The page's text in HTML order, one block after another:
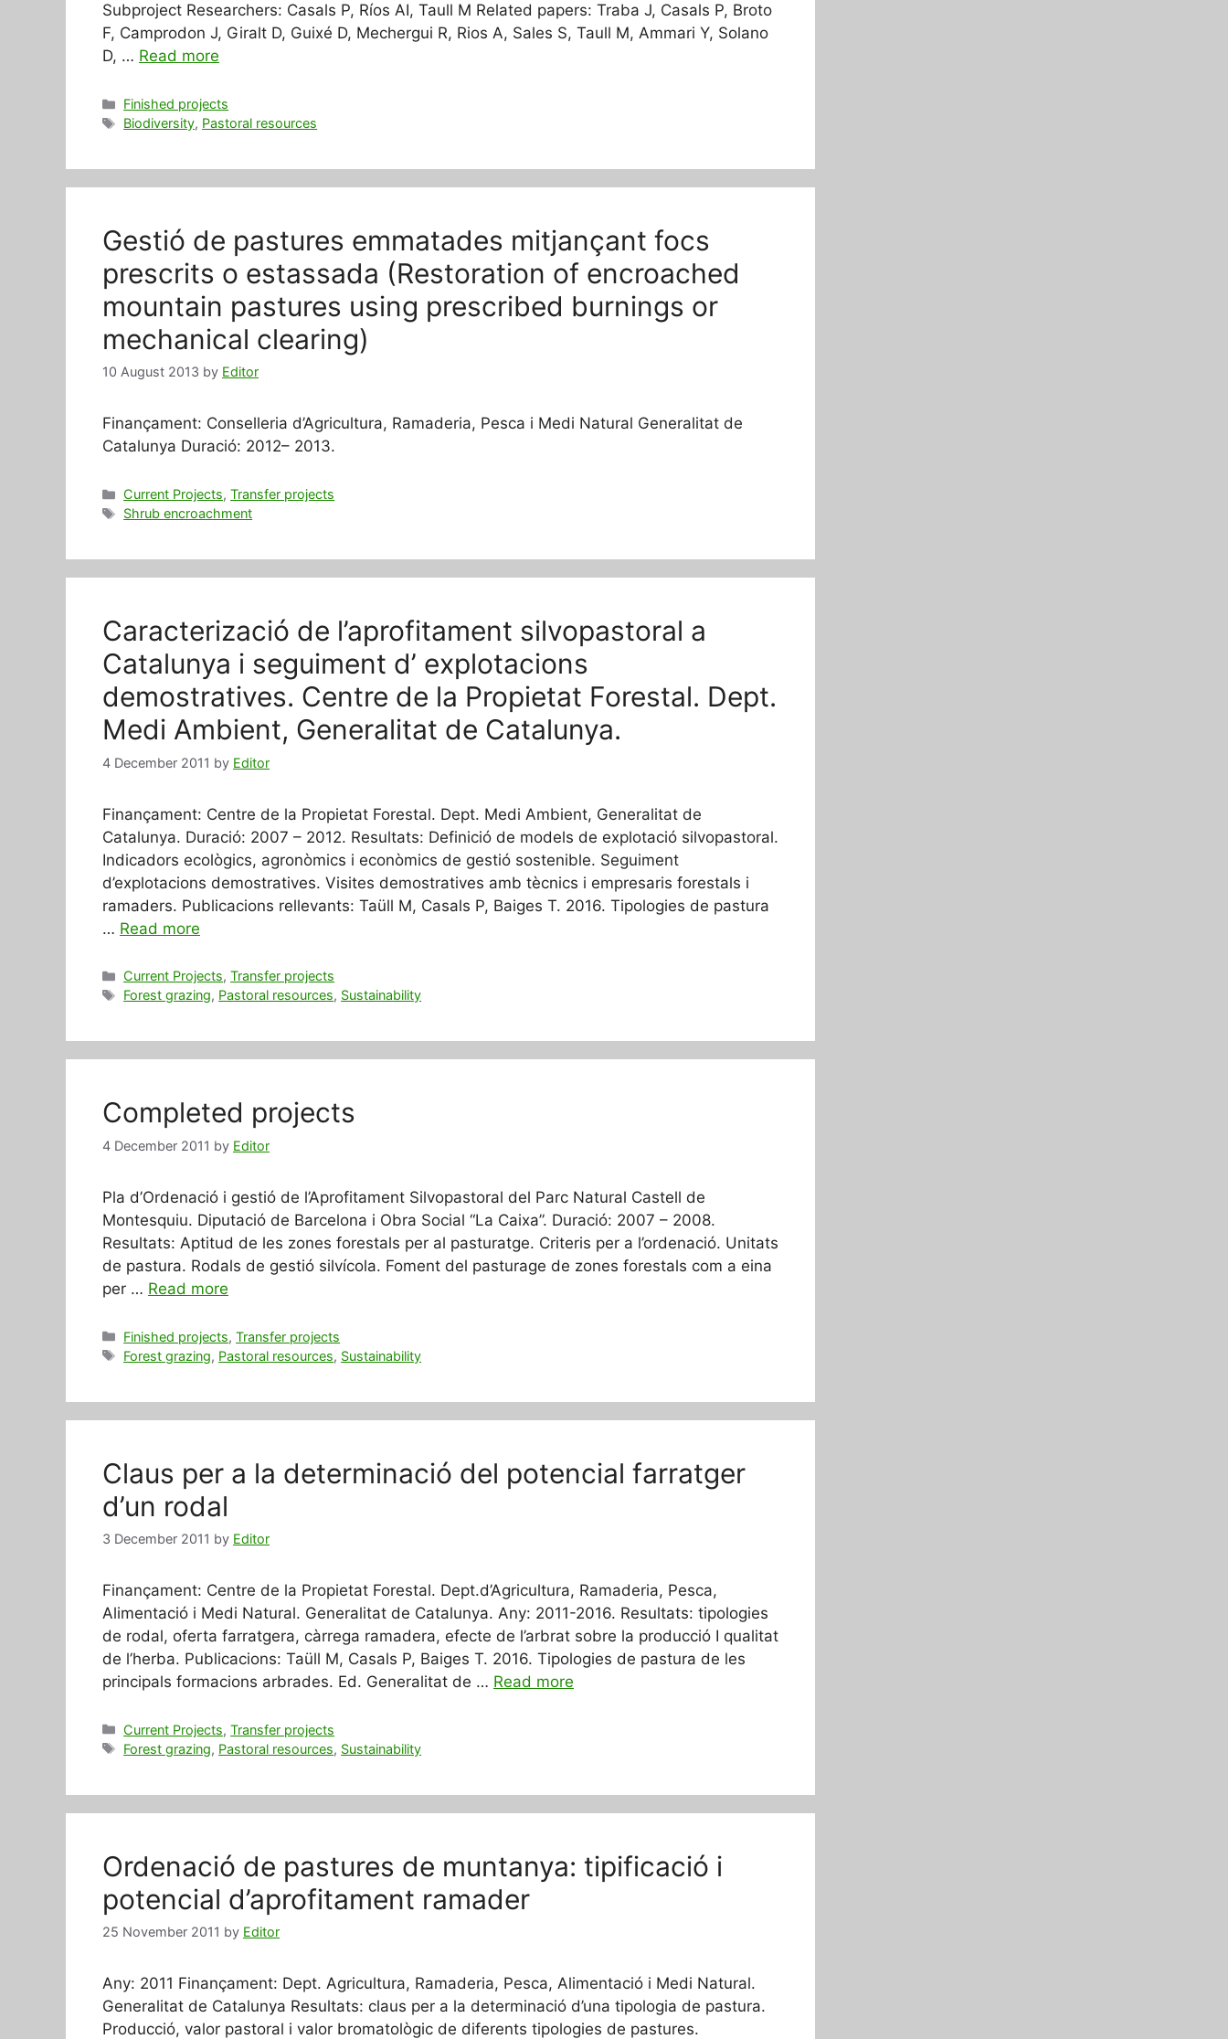
Subproject Researchers: Casals P, Ríos AI, Taull M Related papers: Traba J, Casals P, Broto
F, Camprodon J, Giralt D, Guixé D, Mechergui R, Rios A, Sales S, Taull M, Ammari Y, Solano
D, … Read more
Categories
Finished projects
Tags
Biodiversity, Pastoral resources
Gestió de pastures emmatades mitjançant focs
prescrits o estassada (Restoration of encroached
mountain pastures using prescribed burnings or
mechanical clearing)
10 August 2013 by Editor
Finançament: Conselleria d’Agricultura, Ramaderia, Pesca i Medi Natural Generalitat de
Catalunya Duració: 2012– 2013.
Categories
Current Projects,Transfer projects
Tags
Shrub encroachment
Caracterizació de l’aprofitament silvopastoral a
Catalunya i seguiment d’ explotacions
demostratives. Centre de la Propietat Forestal. Dept.
Medi Ambient, Generalitat de Catalunya.
4 December 2011 by Editor
Finançament: Centre de la Propietat Forestal. Dept. Medi Ambient, Generalitat de
Catalunya. Duració: 2007 – 2012. Resultats: Definició de models de explotació silvopastoral.
Indicadors ecològics, agronòmics i econòmics de gestió sostenible. Seguiment
d’explotacions demostratives. Visites demostratives amb tècnics i empresaris forestals i
ramaders. Publicacions rellevants: Taüll M, Casals P, Baiges T. 2016. Tipologies de pastura
… Read more
Categories
Current Projects,Transfer projects
Tags
Forest grazing, Pastoral resources, Sustainability
Completed projects
4 December 2011 by Editor
Pla d’Ordenació i gestió de l’Aprofitament Silvopastoral del Parc Natural Castell de
Montesquiu. Diputació de Barcelona i Obra Social “La Caixa”. Duració: 2007 – 2008.
Resultats: Aptitud de les zones forestals per al pasturatge. Criteris per a l’ordenació. Unitats
de pastura. Rodals de gestió silvícola. Foment del pasturage de zones forestals com a eina
per … Read more
Categories
Finished projects,Transfer projects
Tags
Forest grazing, Pastoral resources, Sustainability
Claus per a la determinació del potencial farratger
d’un rodal
3 December 2011 by Editor
Finançament: Centre de la Propietat Forestal. Dept.d’Agricultura, Ramaderia, Pesca,
Alimentació i Medi Natural. Generalitat de Catalunya. Any: 2011-2016. Resultats: tipologies
de rodal, oferta farratgera, càrrega ramadera, efecte de l’arbrat sobre la producció I qualitat
de l’herba. Publicacions: Taüll M, Casals P, Baiges T. 2016. Tipologies de pastura de les
principals formacions arbrades. Ed. Generalitat de … Read more
Categories
Current Projects,Transfer projects
Tags
Forest grazing, Pastoral resources, Sustainability
Ordenació de pastures de muntanya: tipificació i
potencial d’aprofitament ramader
25 November 2011 by Editor
Any: 2011 Finançament: Dept. Agricultura, Ramaderia, Pesca, Alimentació i Medi Natural.
Generalitat de Catalunya Resultats: claus per a la determinació d’una tipologia de pastura.
Producció, valor pastoral i valor bromatològic de diferents tipologies de pastures.